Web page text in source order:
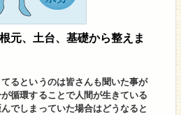
元、土台、基礎から整えま
るというのは皆さんも聞いた事が
循環することで人間が生きている
でしまっていた場合はどうなると